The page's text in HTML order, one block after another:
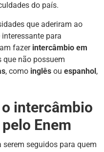
do país.
que aderiram ao
para
fazer intercâmbio em
que não possuem
, como inglês ou espanhol,
intercâmbio
Enem
seguidos para quem